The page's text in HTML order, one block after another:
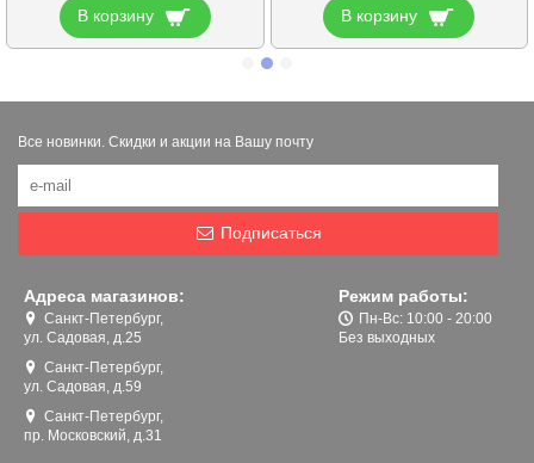
В корзину В корзину
Все новинки. Скидки и акции на Вашу почту
Подписаться
Адреса магазинов:
Санкт-Петербург,
ул. Садовая, д.25
Санкт-Петербург,
ул. Садовая, д.59
Санкт-Петербург,
пр. Московский, д.31
Режим работы:
Пн-Вс: 10:00 - 20:00
Без выходных